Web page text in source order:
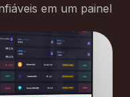
em um painel